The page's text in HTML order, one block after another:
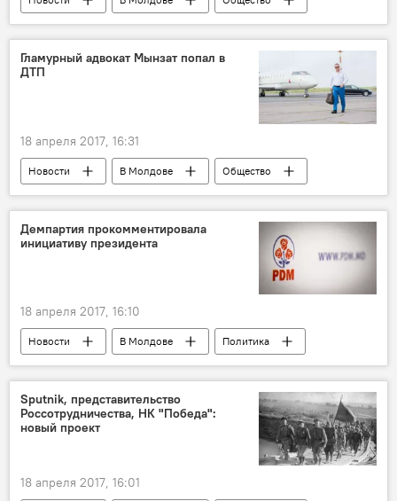
Кишинев
Республика Молдова
Мариана Бециву
квартирные кражи
Гламурный адвокат Мынзат попал в
ДТП
18 апреля 2017, 16:31
Новости В Молдове
Общество
Кишинев
Республика Молдова
Демпартия прокомментировала
инициативу президента
18 апреля 2017, 16:10
Новости В Молдове
Политика
Республика Молдова
Игорь Додон
Демократическая партия Молдовы
диалог
позиция
инициатива
Sputnik, представительство
Россотрудничества, НК "Победа":
новый проект
18 апреля 2017, 16:01